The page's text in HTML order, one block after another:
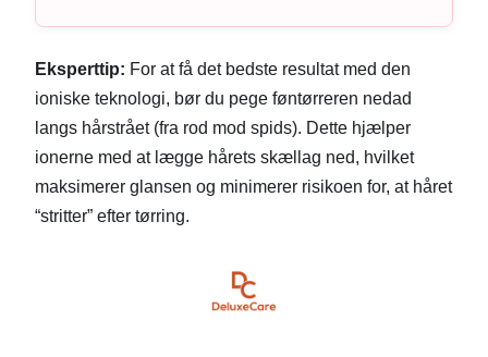
Eksperttip: For at få det bedste resultat med den
ioniske teknologi, bør du pege føntørreren nedad
langs hårstrået (fra rod mod spids). Dette hjælper
ionerne med at lægge hårets skællag ned, hvilket
maksimerer glansen og minimerer risikoen for, at håret
“stritter” efter tørring.